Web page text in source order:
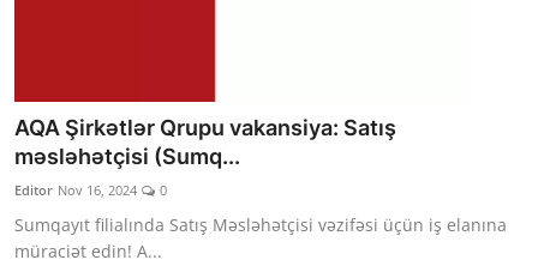
AQA Şirkətlər Qrupu vakansiya: Satış
məsləhətçisi (Sumq...
Editor Nov 16, 2024 0
Sumqayıt filialında Satış Məsləhətçisi vəzifəsi üçün iş elanına
müraciət edin! A...